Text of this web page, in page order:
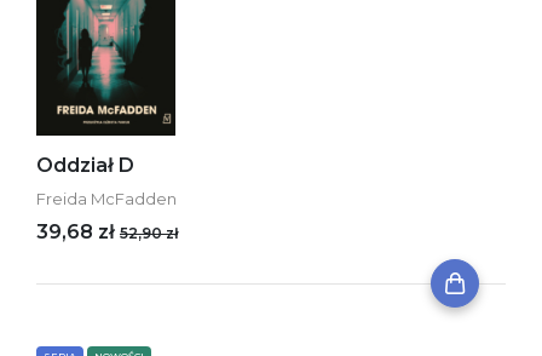
Oddział D
Freida McFadden
39,68 zł 52,90 zł